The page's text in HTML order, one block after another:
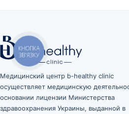
Медицинский центр b-healthy clinic
осуществляет медицинскую
основании лицензии Министерства
здравоохранения Украины, выданной в